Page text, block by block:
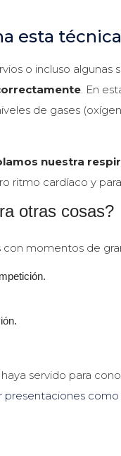
esta
o incluso
. En
de gases
nuestra
ritmo cardíaco y
otras cosas?
con momentos de
servido para
presentaciones